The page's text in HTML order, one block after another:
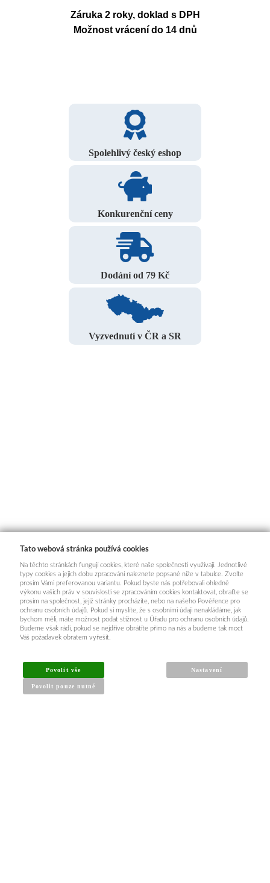
Záruka 2 roky, doklad s DPH
Možnost vrácení do 14 dnů
Spolehlivý český eshop
Konkurenční ceny
Dodání od 79 Kč
Vyzvednutí v ČR a SR
Tato webová stránka používá cookies
Na těchto stránkách fungují cookies, které naše společnosti využívají. Jednotlivé
typy cookies a jejich dobu zpracování naleznete popsané níže v tabulce. Zvolte
prosím Vámi preferovanou variantu. Pokud byste nás potřebovali ohledně
výkonu vašich práv v souvislosti se zpracováním cookies kontaktovat, obraťte se
prosím na společnost, jejíž stránky procházíte, nebo na našeho Pověřence pro
ochranu osobních údajů. Pokud si myslíte, že s osobními údaji nenakládáme, jak
bychom měli, máte možnost podat stížnost u Úřadu pro ochranu osobních údajů.
Budeme však rádi, pokud se nejdříve obrátíte přímo na nás a budeme tak moct
Váš požadavek obratem vyřešit.
Povolit vše
Povolit pouze nutné
Nastavení